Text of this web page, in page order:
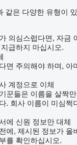
같은 다양한 유형이
의심스럽다면, 자금
급하지 마십시오.
면 주의해야 하며, 아
계정으로 이체
꾼들은 이름을 살짝
. 회사 이름이 미심쩍
에 신원 정보만 대체
에, 제시된 정보가 올
를 확인하십시오.